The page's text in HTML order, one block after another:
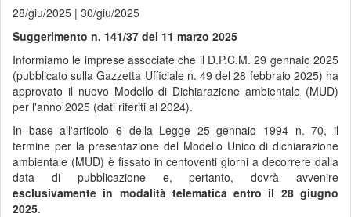
28/giu/2025 | 30/giu/2025
Suggerimento n. 141/37 del 11 marzo 2025
Informiamo le imprese associate che il D.P.C.M. 29 gennaio 2025
(pubblicato sulla Gazzetta Ufficiale n. 49 del 28 febbraio 2025) ha
approvato il nuovo Modello di Dichiarazione ambientale (MUD)
per l'anno 2025 (dati riferiti al 2024).
In base all'articolo 6 della Legge 25 gennaio 1994 n. 70, il
termine per la presentazione del Modello Unico di dichiarazione
ambientale (MUD) è fissato in centoventi giorni a decorrere dalla
data di pubblicazione e, pertanto, dovrà avvenire
esclusivamente in modalità telematica entro il 28 giugno
2025.